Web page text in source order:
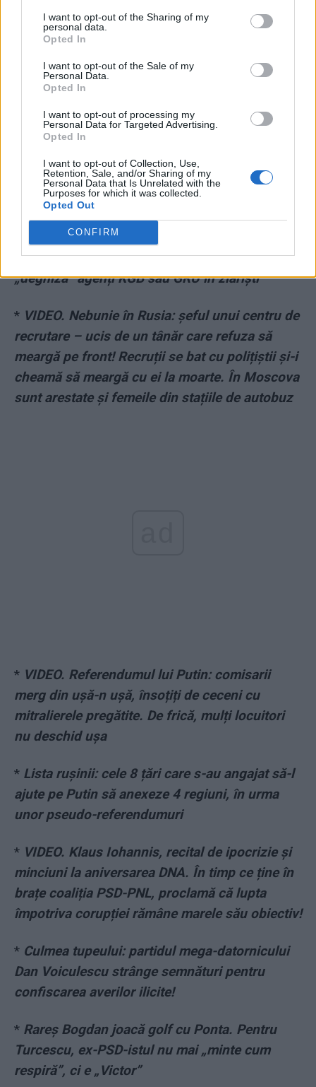
I want to opt-out of the Sharing of my
personal data.
Opted In
I want to opt-out of the Sale of my
Personal Data.
Opted In
I want to opt-out of processing my
Personal Data for Targeted Advertising.
Opted In
I want to opt-out of Collection, Use,
Retention, Sale, and/or Sharing of my
Personal Data that Is Unrelated with the
Purposes for which it was collected.
Opted Out
CONFIRM
donație AICI.Vă mulțumim!
CITIȚI ȘI:
General ucrainean: „Planul lichidării fizice a
lui Putin este deja pregătit. Pot fi folosite mai
multe scenarii, fiindcă este un pericol pentru
întreaga lume”
Din „motive de securitate”, MAE le-a refuzat
viza de intrare în România celor 14 „jurnaliști”
de la Russia Today ascunși în delegația
oficială! Moscova are o veche tradiție în a
„deghiza” agenți KGB sau GRU în ziariști
* VIDEO. Nebunie în Rusia: șeful unui centru de
recrutare – ucis de un tânăr care refuza să
meargă pe front! Recruții se bat cu polițiștii și-i
cheamă să meargă cu ei la moarte. În Moscova
sunt arestate și femeile din stațiile de autobuz
* VIDEO. Referendumul lui Putin: comisarii
merg din ușă-n ușă, însoțiți de ceceni cu
mitralierele pregătite. De frică, mulți locuitori
nu deschid ușa
* Lista rușinii: cele 8 țări care s-au angajat să-l
ajute pe Putin să anexeze 4 regiuni, în urma
unor pseudo-referendumuri
* VIDEO. Klaus Iohannis, recital de ipocrizie și
minciuni la aniversarea DNA. În timp ce ține în
brațe coaliția PSD-PNL, proclamă că lupta
împotriva corupției rămâne marele său obiectiv!
* Culmea tupeului: partidul mega-datornicului
Dan Voiculescu strânge semnături pentru
confiscarea averilor ilicite!
* Rareș Bogdan joacă golf cu Ponta. Pentru
Turcescu, ex-PSD-istul nu mai „minte cum
respiră”, ci e „Victor”